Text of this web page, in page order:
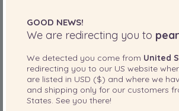
einen einzigartigen Glanz
was sie zu den wertvollsten
überhaupt macht.
Werttipps für weiße
Größe
GOOD NEWS!
We are redirecting you to
We detected you come from United
redirecting you to our US website
are listed in USD ($) and where we
and shipping only for our customers
States . See you there!